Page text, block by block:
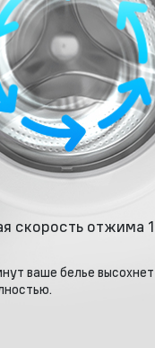
скорость отжима
ваше белье высохнет